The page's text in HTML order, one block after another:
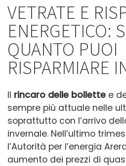
VETRATE E
ENERGETICO:
QUANTO PUOI
RISPARMIARE
Il rincaro delle bollette e
sempre più attuale nelle
soprattutto con l’arrivo
invernale. Nell’ultimo
l’Autorità per l’energia
aumento dei prezzi di